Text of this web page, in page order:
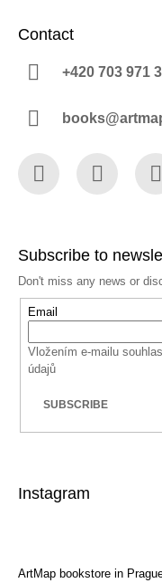
Contact
+420 703 971
Subscribe to
Don't miss any news or
Email
Vložením e-mailu
údajů
SUBSCRIBE
Instagram
ArtMap bookstore in